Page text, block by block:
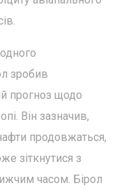
зробив
прогноз щодо
Він зазначив,
продовжаться,
зіткнутися з
часом. Бірол